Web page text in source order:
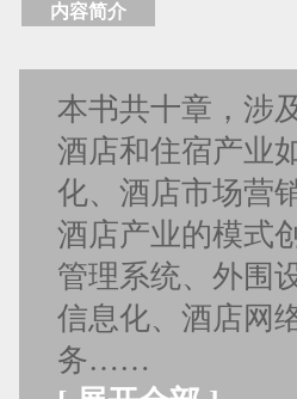
内容简介
本书共十章，涉
酒店和住宿产业
化、酒店市场营
酒店产业的模式
管理系统、外围
信息化、酒店网
务……